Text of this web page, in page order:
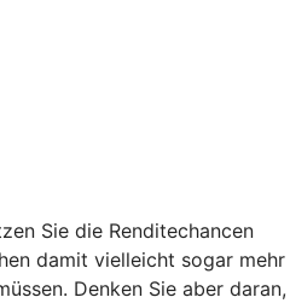
Sie die Renditechancen
damit vielleicht sogar mehr
Denken Sie aber daran,